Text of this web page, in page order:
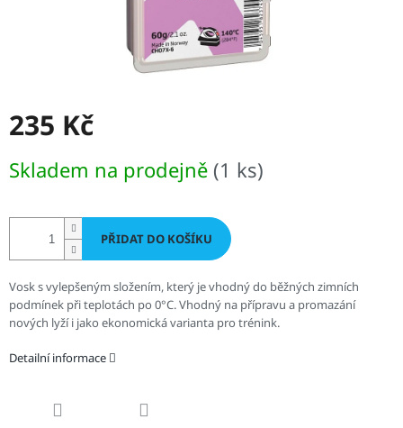
235 Kč
cena:
Skladem na prodejně (1 ks)
PŘIDAT DO KOŠÍKU
Vosk s vylepšeným složením, který je vhodný do běžných zimních
podmínek při teplotách po 0°C. Vhodný na přípravu a promazání
nových lyží i jako ekonomická varianta pro trénink.
Detailní informace